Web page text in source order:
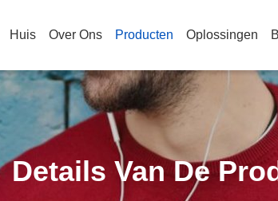
Huis Over Ons Producten Oplossingen
Details Van De